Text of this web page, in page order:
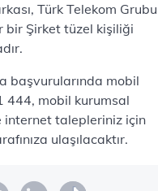
Türk Telekom Grubu
bir Şirket tüzel kişiliği
başvurularında mobil
444, mobil kurumsal
talepleriniz için
ulaşılacaktır.